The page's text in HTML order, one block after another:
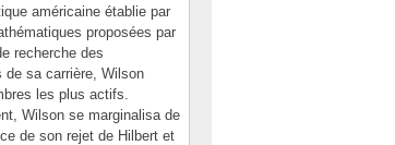
américaine établie par
proposées par
recherche des
de sa carrière, Wilson
les plus actifs.
Wilson se marginalisa de
de son rejet de Hilbert et